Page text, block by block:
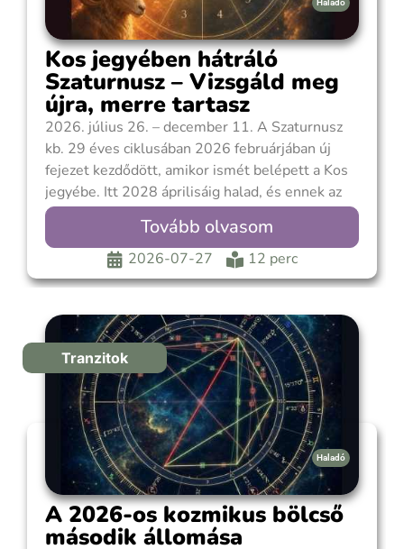
Haladó
Kos jegyében hátráló
Szaturnusz – Vizsgáld meg
újra, merre tartasz
2026. július 26. – december 11. A Szaturnusz
kb. 29 éves ciklusában 2026 februárjában új
fejezet kezdődött, amikor ismét belépett a Kos
jegyébe. Itt 2028 áprilisáig halad, és ennek az
időszaknak fontos állomása, hogy 2026. július
26-án retrográd, vagyis hátráló mozgásba
kezdett. A Szaturnusz a Kos 14°45′-éről indul
hátrafelé, és
Tovább olvasom
2026-07-27 12 perc
Tranzitok
Haladó
A 2026-os kozmikus bölcső
második állomása